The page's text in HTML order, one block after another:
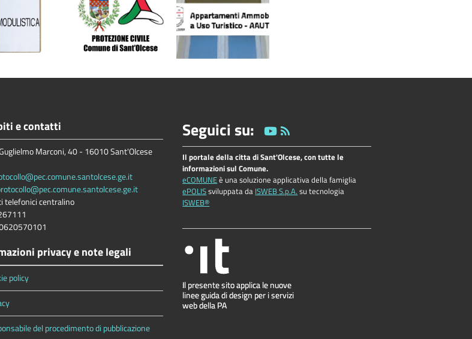
e contatti
Marconi, 40 - 16010 Sant'Olcese
telefonici centralino
privacy e note legali
policy
del procedimento di pubblicazione
Seguici su:
Il portale della citta di Sant'Olcese, con tutte le
informazioni sul Comune.
eCOMUNEè una soluzione applicativa della famiglia
ePOLISsviluppata da ISWEB S.p.A. su tecnologia
ISWEB®